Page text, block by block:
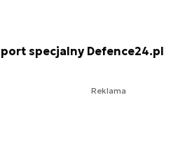
specjalny Defence24.pl
Reklama